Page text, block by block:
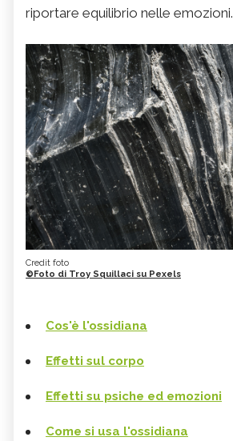
riportare equilibrio nelle emozioni.
Credit foto
©Foto di Troy Squillaci su Pexels
Cos'è l'ossidiana
Effetti sul corpo
Effetti su psiche ed emozioni
Come si usa l'ossidiana